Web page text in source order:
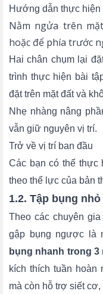
Hướng dẫn thực hiện
Nằm ngửa trên
hoặc để phía trước
Hai chân chụm lại
trình thực hiện bài
đặt trên mặt đất và
Nhẹ nhàng nâng
vẫn giữ nguyên vị trí.
Trở về vị trí ban đầu
Các bạn có thể thực
theo thể lực của bản
1.2. Tập bụng
Theo các chuyên
gập bụng ngược là
bụng nhanh trong 3
kích thích tuần
mà còn hỗ trợ siết cơ,